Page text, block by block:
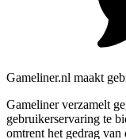
Gameliner.nl maakt
Gameliner verzamelt
gebruikerservaring te
omtrent het gedrag